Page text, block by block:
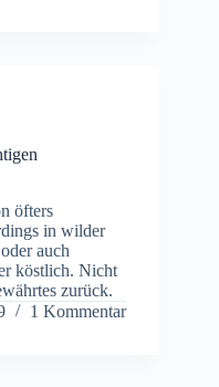
öfters
in wilder
auch
köstlich. Nicht
zurück.
1 Kommentar